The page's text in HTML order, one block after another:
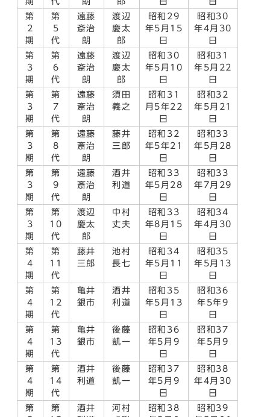
第
2
期
第
5
代
遠藤
斎治
朗
渡辺
慶太
郎
昭和29
年5月15
日
昭和30
年4月30
日
第
3
期
第
6
代
遠藤
斎治
朗
渡辺
慶太
郎
昭和30
年5月10
日
昭和31
年5月22
日
第
3
期
第
7
代
遠藤
斎治
朗
須田
義之
昭和31
月5年22
日
昭和32
年5月21
日
第
3
期
第
8
代
遠藤
斎治
朗
藤井
三郎
昭和32
年5年21
日
昭和33
年5月28
日
第
3
期
第
9
代
遠藤
斎治
朗
酒井
利道
昭和33
年5月28
日
昭和33
年7月29
日
第
3
期
第
10
代
渡辺
慶太
郎
中村
丈夫
昭和33
年8月15
日
昭和34
年4月30
日
第
4
期
第
11
代
藤井
三郎
池村
長七
昭和34
年5月11
日
昭和35
年5月13
日
第
4
期
第
12
代
亀井
銀市
酒井
利道
昭和35
年5月13
日
昭和36
年5年9
日
第
4
期
第
13
代
亀井
銀市
後藤
凱一
昭和36
年5月9
日
昭和37
年5月9
日
第
4
期
第
14
代
酒井
利道
後藤
凱一
昭和37
年5月9
日
昭和38
年4月30
日
第
第
酒井
河村
昭和38
昭和39